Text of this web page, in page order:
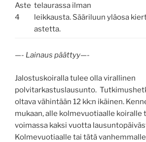
Aste
4
telaurassa ilman
leikkausta. Sääriluun yläosa
astetta.
—- Lainaus päättyy—-
Jalostuskoiralla tulee olla virallinen
polvitarkastuslausunto.
oltava vähintään 12 kk:n ikäinen.
mukaan, alle kolmevuotiaalle
voimassa kaksi vuotta
Kolmevuotiaalle tai tätä